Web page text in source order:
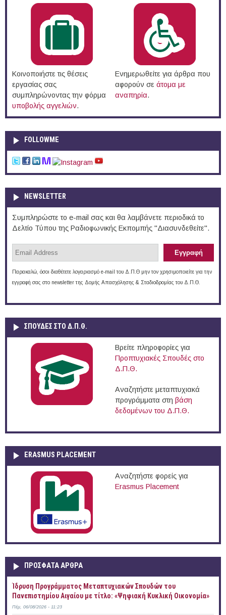
Κοινοποιήστε τις θέσεις
εργασίας σας
συμπληρώνοντας την φόρμα
υποβολής αγγελιών.
Ενημερωθείτε για άρθρα που
αφορούν σε άτομα με
αναπηρία.
FOLLOWME
NEWSLETTER
Συμπληρώστε το e-mail σας και θα λαμβάνετε περιοδικά το
Δελτίο Τύπου της Ραδιοφωνικής Εκπομπής "Διασυνδεθείτε".
Παρακαλώ, όσοι διαθέτετε λογαριασμό e-mail του Δ.Π.Θ μην τον χρησιμοποιείτε για την
εγγραφή σας στο newsletter της Δομής Απασχόλησης & Σταδιοδρομίας του Δ.Π.Θ.
ΣΠΟΥΔΈΣ ΣΤΟ Δ.Π.Θ.
Βρείτε πληροφορίες για
Προπτυχιακές Σπουδές στο
Δ.Π.Θ.
Αναζητήστε μεταπτυχιακά
προγράμματα στη βάση
δεδομένων του Δ.Π.Θ.
ERASMUS PLACEMENT
Αναζητήστε φορείς για
Erasmus Placement
ΠΡOΣΦΑΤΑ AΡΘΡΑ
Ίδρυση Προγράμματος Μεταπτυχιακών Σπουδών του
Πανεπιστημίου Αιγαίου με τίτλο: «Ψηφιακή Κυκλική Οικονομία»
Πέμ, 06/08/2026 - 11:23